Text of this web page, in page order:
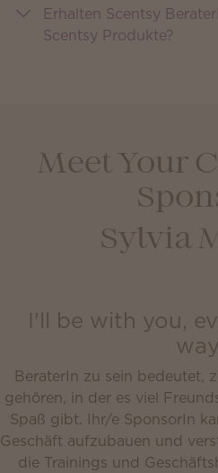
Erhalten Scentsy
Scentsy Produkte?
Meet Your
Sylvia
I'll be with you,
BeraterIn zu sein bedeutet,
gehören, in der es viel
Spaß gibt. Ihr/e SponsorIn
Geschäft aufzubauen und
die Trainings und